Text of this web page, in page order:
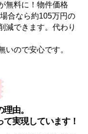
無料に！物件価格
合なら約105万円の
減できます。代わり
いので安心です。
由。
実現しています！